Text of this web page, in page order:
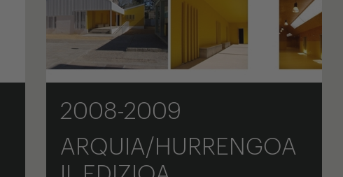
2008-2009
ARQUIA/HURRENGOA